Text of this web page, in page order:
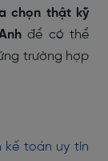
chọn thật kỹ
để có thể
trường hợp
kế toán uy tín